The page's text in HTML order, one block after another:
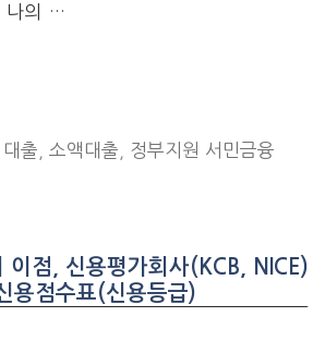
나의 …
대출 소액대출 정부지원 서민금융
이점, 신용평가회사(KCB, NICE)
용점수표(신용등급)